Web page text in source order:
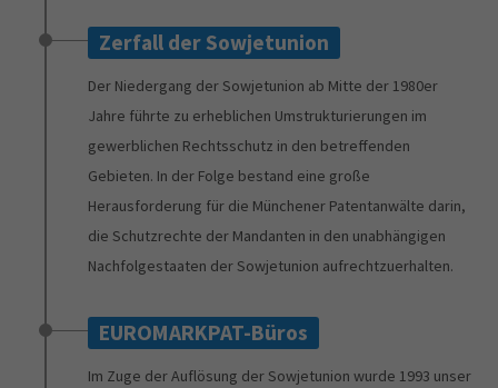
Zerfall der Sowjetunion
Der Niedergang der Sowjetunion ab Mitte der 1980er
Jahre führte zu erheblichen Umstrukturierungen im
gewerblichen Rechtsschutz in den betreffenden
Gebieten. In der Folge bestand eine große
Herausforderung für die Münchener Patentanwälte darin,
die Schutzrechte der Mandanten in den unabhängigen
Nachfolgestaaten der Sowjetunion aufrechtzuerhalten.
EUROMARKPAT-Büros
Im Zuge der Auflösung der Sowjetunion wurde 1993 unser